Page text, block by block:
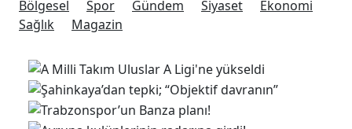
Bölgesel Spor Gündem Siyaset
Ekonomi
Sağlık
Magazin